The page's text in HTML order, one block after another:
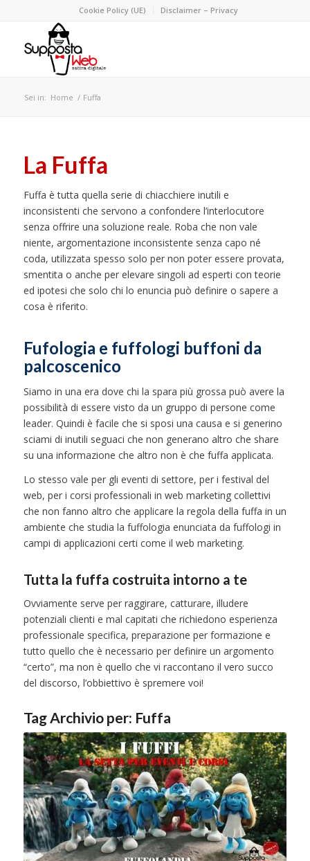
Cookie Policy (UE) Disclaimer – Privacy
Sei in: Home / Fuffa
La Fuffa
Fuffa è tutta quella serie di chiacchiere inutili e
inconsistenti che servono a confondere l’interlocutore
senza offrire una soluzione reale. Roba che non vale
niente, argomentazione inconsistente senza capo né
coda, utilizzata spesso solo per non poter essere provata,
smentita o anche per elevare singoli ad esperti con teorie
ed ipotesi che solo chi lo enuncia può definire o sapere a
cosa è riferito.
Fufologia e fuffologi buffoni da
palcoscenico
Siamo in una era dove chi la spara più grossa può avere la
possibilità di essere visto da un gruppo di persone come
leader. Quindi è facile che si sposi una causa e si generino
sciami di inutili seguaci che non generano altro che share
su una informazione che altro non è che fuffa applicata.
Lo stesso vale per gli eventi di settore, per i festival del
web, per i corsi professionali in web marketing collettivi
che non fanno altro che applicare la regola della fuffa in un
ambiente che studia la fuffologia enunciata da fuffologi in
campi di applicazioni certi come il web marketing.
Tutta la fuffa costruita intorno a te
Ovviamente serve per raggirare, catturare, illudere
potenziali clienti e mal capitati che richiedono esperienza
professionale specifica, preparazione per formazione e
tutto quello che è necessario per definire un argomento
“certo”, ma non è quello che vi raccontano il vero succo
del discorso, l’obbiettivo è spremere voi!
Tag Archivio per: Fuffa